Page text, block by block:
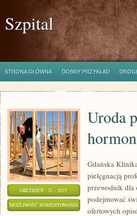
Szpital
STRONA GŁÓWNA DOBRY PRZYKŁAD DROGI
GRUDZIEŃ - 21 - 2025
MOŻLIWOŚĆ KOMENTOWANIA URODA
Uroda
Gdańska
pielęgnacją
przewodnik dla
podejmować
ofertowych